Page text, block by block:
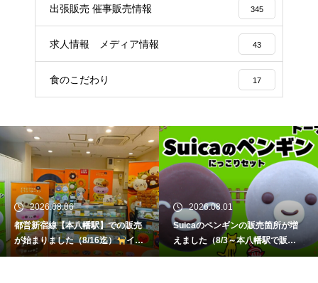
出張販売 催事販売情報 345
求人情報 メディア情報 43
食のこだわり 17
2026.08.06
都営新宿線【本八幡駅】での販売
が始まりました（8/16迄）
イク
ミママのどうぶつドーナツ
2026.08.01
Suicaのペンギンの販売箇所が増
えました（8/3～本八幡駅で販
売）
イクミママのどうぶつドー